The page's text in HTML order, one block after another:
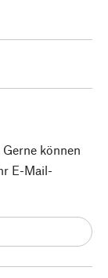
können
E-Mail-